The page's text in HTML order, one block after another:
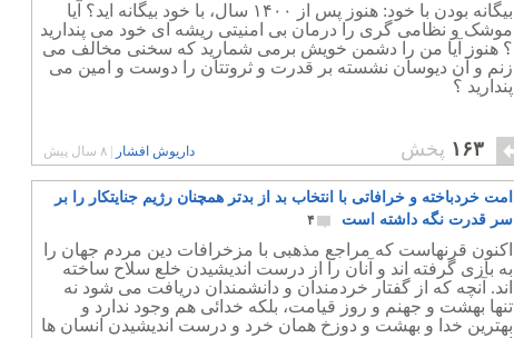
بیگانه بودن با خود: هنوز پس از ۱۴۰۰ سال، با خود بیگانه اید؟ آیا
موشک و نظامی گری را درمان بی امنیتی ریشه ای خود می پندارید
؟ هنوز آیا من را دشمن خویش برمی شمارید که سخنی مخالف می
زنم و آن دیوسان نشسته بر قدرت و ثروتتان را دوست و امین می
پندارید ؟
۱۶۳ پخش داریوش افشار ۸ سال پیش
امت خردباخته و خرافاتی با انتخاب بد از بدتر همچنان رژیم جنایتکار را بر
سر قدرت نگه داشته است
۴
اکنون قرنهاست که مراجع مذهبی با مزخرافات دین مردم جهان را
به بازی گرفته اند و آنان را از درست اندیشیدن خلع سلاح ساخته
اند. آنچه که از گفتار خردمندان و دانشمندان دریافت می شود نه
تنها بهشت و جهنم و روز قیامت، بلکه خدائی هم وجود ندارد و
بهترین خدا و بهشت و دوزخ همان خرد و درست اندیشیدن انسان ها